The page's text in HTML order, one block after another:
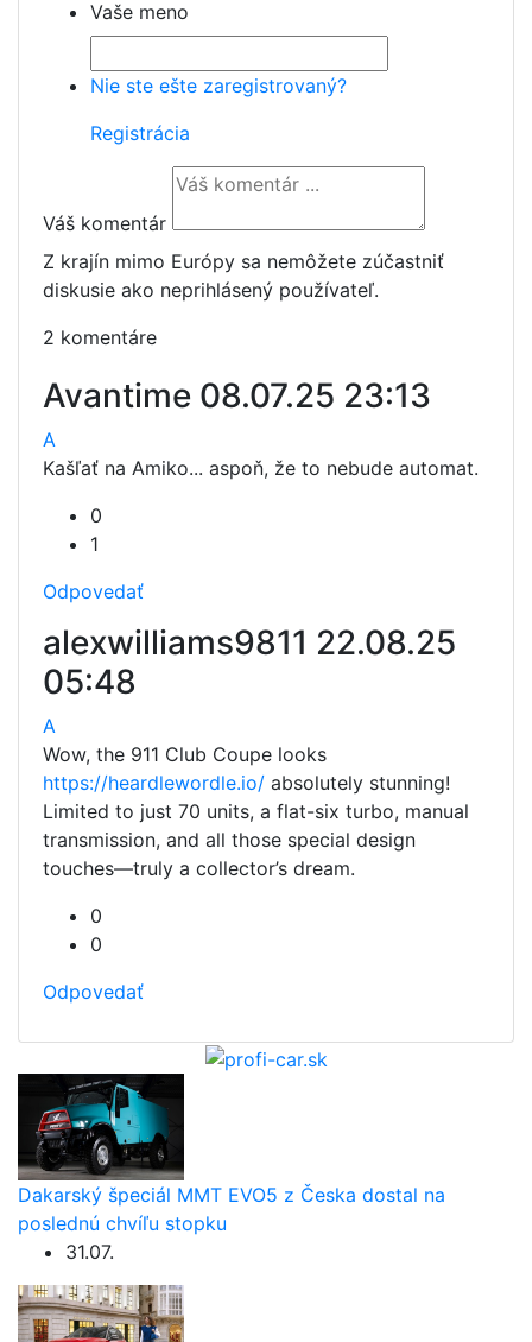
Vaše meno
Nie ste ešte zaregistrovaný?
Registrácia
Váš komentár
Z krajín mimo Európy sa nemôžete zúčastniť
diskusie ako neprihlásený používateľ.
2 komentáre
Avantime 08.07.25 23:13
A
Kašľať na Amiko... aspoň, že to nebude automat.
0
1
Odpovedať
alexwilliams9811 22.08.25
05:48
A
Wow, the 911 Club Coupe looks
https://heardlewordle.io/ absolutely stunning!
Limited to just 70 units, a flat-six turbo, manual
transmission, and all those special design
touches—truly a collector’s dream.
0
0
Odpovedať
Dakarský špeciál MMT EVO5 z Česka dostal na
poslednú chvíľu stopku
31.07.